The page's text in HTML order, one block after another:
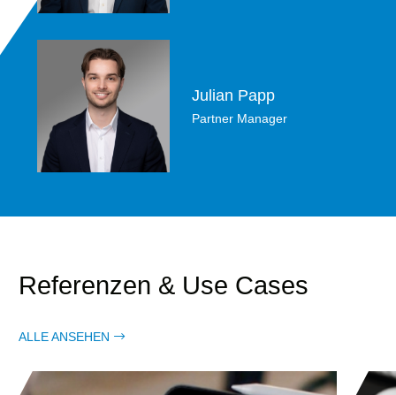
Julian Papp
Partner Manager
Referenzen & Use Cases
ALLE ANSEHEN